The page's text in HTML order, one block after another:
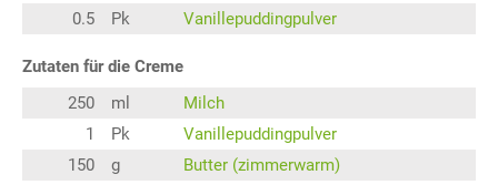
0.5
Pk Vanillepuddingpulver
Zutaten für die Creme
250
ml
Milch
1
Pk
Vanillepuddingpulver
150
g
Butter (zimmerwarm)